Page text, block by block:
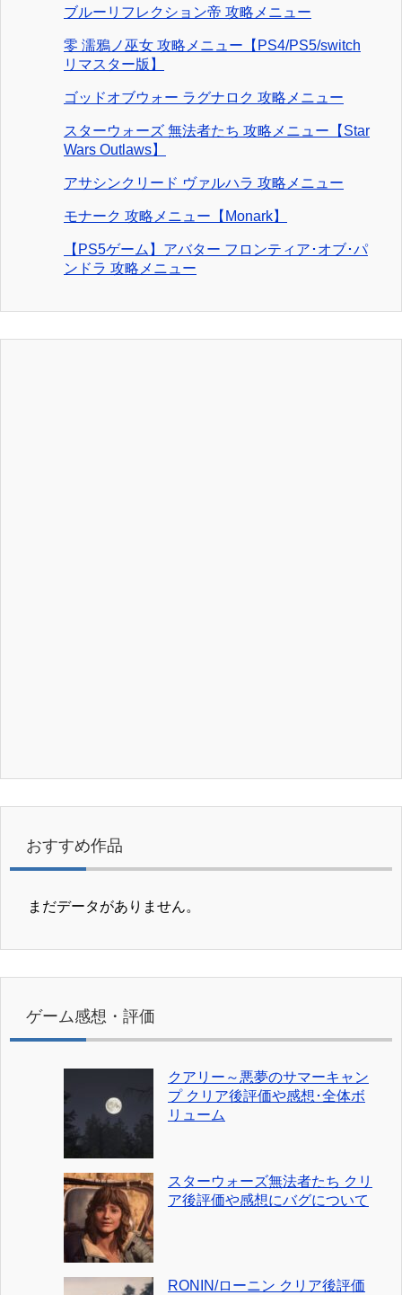
ブルーリフレクション帝 攻略メニュー
零 濡鴉ノ巫女 攻略メニュー【PS4/PS5/switch
リマスター版】
ゴッドオブウォー ラグナロク 攻略メニュー
スターウォーズ 無法者たち 攻略メニュー【Star
Wars Outlaws】
アサシンクリード ヴァルハラ 攻略メニュー
モナーク 攻略メニュー【Monark】
【PS5ゲーム】アバター フロンティア･オブ･パ
ンドラ 攻略メニュー
おすすめ作品
まだデータがありません。
ゲーム感想・評価
クアリー～悪夢のサマーキャン
プ クリア後評価や感想･全体ボ
リューム
スターウォーズ無法者たち クリ
ア後評価や感想にバグについて
RONIN/ローニン クリア後評価